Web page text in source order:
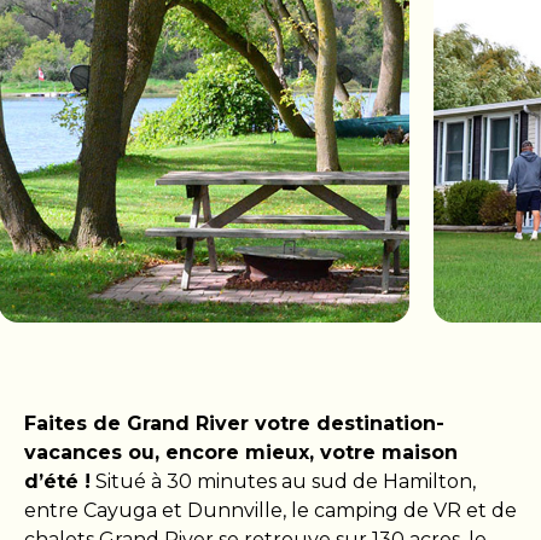
Faites de Grand River votre destination-
vacances ou, encore mieux, votre maison
d’été ! Situé à 30 minutes au sud de Hamilton,
entre Cayuga et Dunnville, le camping de VR et de